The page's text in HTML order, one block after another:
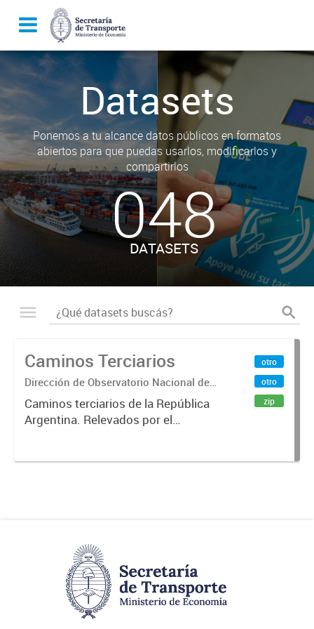
Datasets
Ponemos a tu alcance datos públicos en formatos
abiertos para que puedas usarlos, modificarlos y
compartirlos
048
DATASETS
Caminos Terciarios
Dirección de Observatorio Nacional de
Transporte
Caminos terciarios de la República
Argentina. Relevados por el
otro
otro
zip